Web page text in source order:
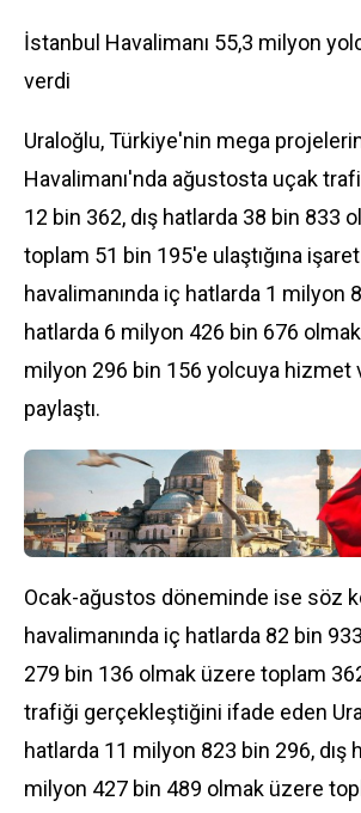
İstanbul Havalimanı 55,3 milyon
verdi
Uraloğlu, Türkiye'nin mega
Havalimanı'nda ağustosta uçak
12 bin 362, dış hatlarda 38 bin 833
toplam 51 bin 195'e ulaştığına
havalimanında iç hatlarda 1 milyon
hatlarda 6 milyon 426 bin 676
milyon 296 bin 156 yolcuya hizmet
paylaştı.
Ocak-ağustos döneminde ise söz
havalimanında iç hatlarda 82 bin
279 bin 136 olmak üzere toplam
trafiği gerçekleştiğini ifade eden
hatlarda 11 milyon 823 bin 296, dış
milyon 427 bin 489 olmak üzere